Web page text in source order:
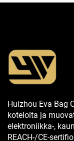
Huizhou Eva Bag
koteloita ja
elektroniikka-,
REACH-/CE-